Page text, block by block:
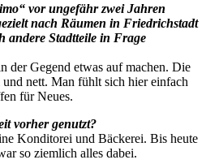
vor ungefähr zwei Jahren
nach Räumen in Friedrichstadt
andere Stadtteile in Frage
der Gegend etwas auf machen. Die
nett. Man fühlt sich hier einfach
für Neues.
vorher genutzt?
Konditorei und Bäckerei. Bis heute
so ziemlich alles dabei.